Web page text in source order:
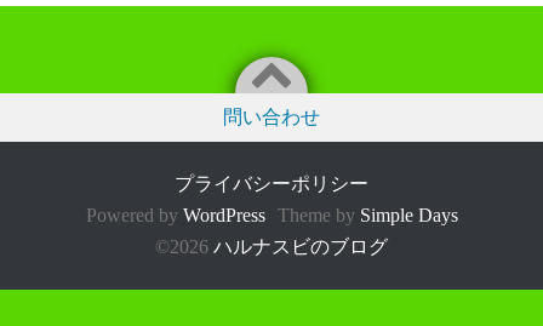
問い合わせ
プライバシーポリシー
Powered by WordPress Theme by Simple Days
©2026 ハルナスビのブログ